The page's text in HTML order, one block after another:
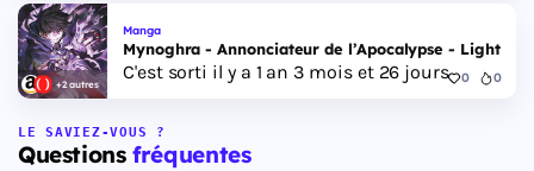
+2 autres
Manga
Mynoghra - Annonciateur de l’Apocalypse - Light
C'est sorti il y a 1 an 3 mois et 26 jours 0 0
LE SAVIEZ-VOUS ?
Questionsfréquentes